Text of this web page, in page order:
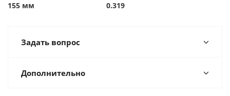
155 мм 0.319
Задать вопрос
Дополнительно